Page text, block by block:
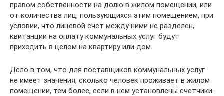
правом собственности на долю в жилом помещении, или
от количества лиц, пользующихся этим помещением, при
условии, что лицевой счет между ними не разделен,
квитанции на оплату коммунальных услуг будут
приходить в целом на квартиру или дом.
Дело в том, что для поставщиков коммунальных услуг
не имеет значения, сколько человек проживает в жилом
помещении, тем более, если в нем установлены счетчики.